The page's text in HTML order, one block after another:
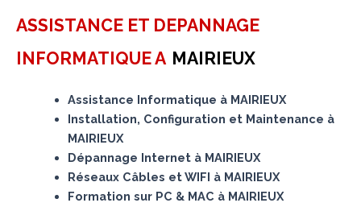
ASSISTANCE ET DEPANNAGE
INFORMATIQUE A MAIRIEUX
Assistance Informatique à MAIRIEUX
Installation, Configuration et Maintenance à
MAIRIEUX
Dépannage Internet à MAIRIEUX
Réseaux Câbles et WIFI à MAIRIEUX
Formation sur PC & MAC à MAIRIEUX